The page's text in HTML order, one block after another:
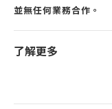
並無任何業務合作。
了解更多